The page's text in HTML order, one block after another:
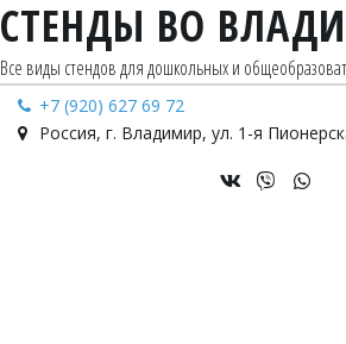
СТЕНДЫ ВО
Все виды стендов для дошкольных и
+7 (920) 627 69 72
Россия, г. Владимир, ул. 1-я